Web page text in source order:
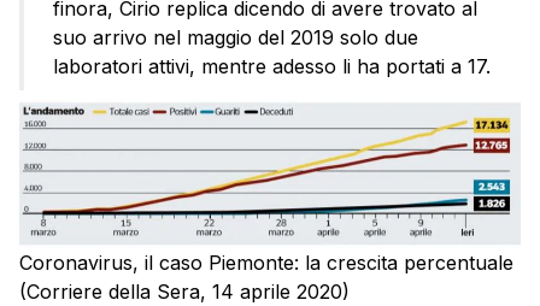
finora, Cirio replica dicendo di avere trovato al
suo arrivo nel maggio del 2019 solo due
laboratori attivi, mentre adesso li ha portati a 17.
Coronavirus, il caso Piemonte: la crescita percentuale
(Corriere della Sera, 14 aprile 2020)